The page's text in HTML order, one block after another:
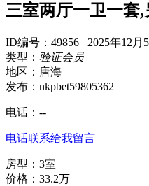
三室两厅一卫一套
ID编号：49856 2025年12
类型： 验证会员
地区：唐海
发布：nkpbet59805362
电话： --
电话联系给我留言
房型：3室
价格：33.2万